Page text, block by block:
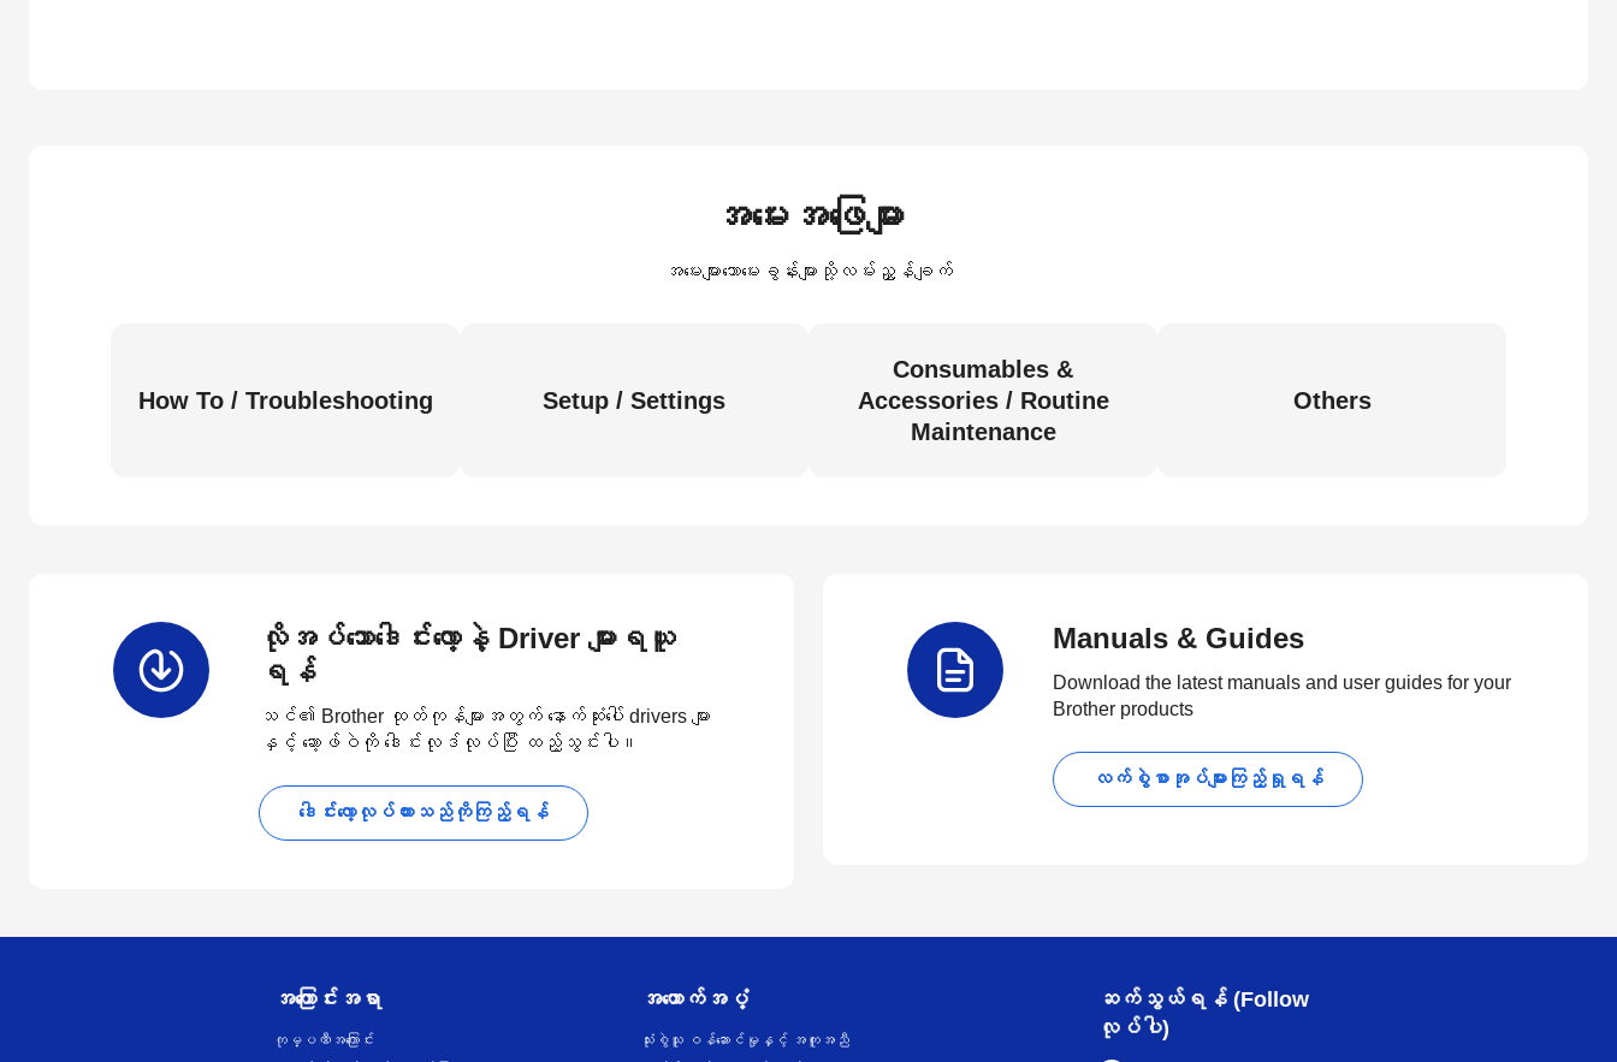
အမေးအဖြေများ
အမေးများသောမေးခွန်းများသို့လမ်းညွှန်ချက်
How To / Troubleshooting Setup / Settings
Consumables &
Accessories / Routine
Maintenance
Others
လိုအပ်သောဒေါင်းလော့နဲ့ Driver များရယူ
ရန်
သင်၏ Brother ထုတ်ကုန်များအတွက် နောက်ဆုံးပေါ် drivers များ
နှင့် ဆော့ဖ်ဝဲကို ဒေါင်းလုဒ်လုပ်ပြီး ထည့်သွင်းပါ။
ဒေါင်းလော့လုပ်ထားသည်ကိုကြည့်ရန်
Manuals & Guides
Download the latest manuals and user guides for your
Brother products
လက်စွဲစာအုပ်များကြည့်ရှုရန်
အကြောင်းအရာ
ကုမ္ပဏီအကြောင်း
အထောက်အပံ့
သုံးစွဲသူ ဝန်ဆောင်မှုနှင့် အကူအညီ
ဆက်သွယ်ရန် (Follow
လုပ်ပါ)